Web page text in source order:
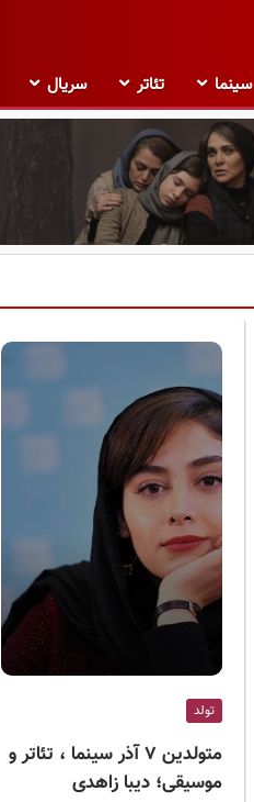
سینما تئاتر سریال
تولد
متولدین ۷ آذر سینما ، تئاتر و
موسیقی؛ دیبا زاهدی